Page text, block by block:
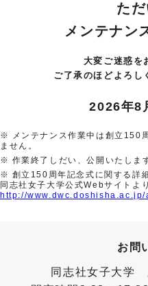
ただ
メンテナン
大変ご迷惑を
ご了承のほどよろし
2026年8
メンテナンス作業中は創立150
ません。
作業終了しだい、公開いたしま
創立150周年記念式に関する詳
同志社女子大学公式Webサイトよ
http://
お問
同志社女子大学